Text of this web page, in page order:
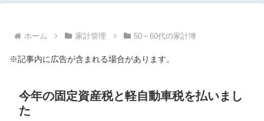
ホーム 家計管理 50～60代の家計簿
※記事内に広告が含まれる場合があります。
今年の固定資産税と軽自動車税を払いまし
た